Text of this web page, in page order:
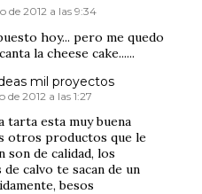
de 2012 a las 9:34
hoy... pero me quedo
la cheese cake......
mil proyectos
de 2012 a las 1:27
tarta esta muy buena
otros productos que le
son de calidad, los
calvo te sacan de un
besos